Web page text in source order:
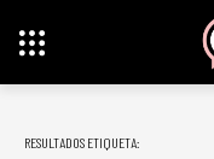
RESULTADOS ETIQUETA: